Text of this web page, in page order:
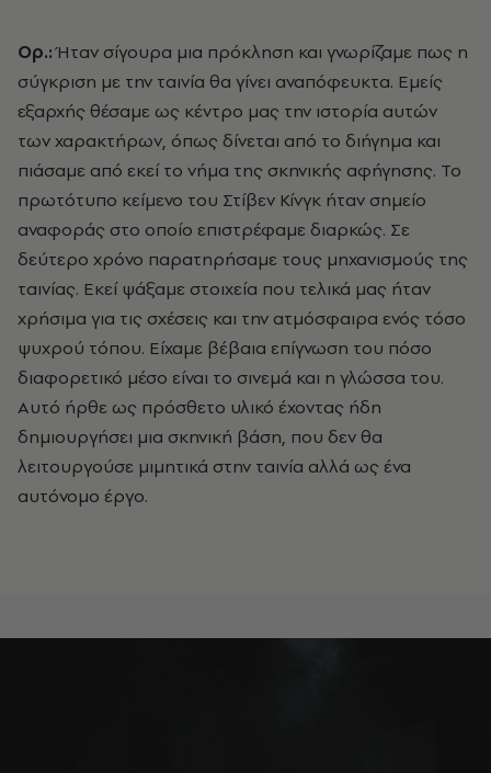
Ορ.:Ήταν σίγουρα μια πρόκληση και γνωρίζαμε πως η
σύγκριση με την ταινία θα γίνει αναπόφευκτα. Εμείς
εξαρχής θέσαμε ως κέντρο μας την ιστορία αυτών
των χαρακτήρων, όπως δίνεται από το διήγημα και
πιάσαμε από εκεί το νήμα της σκηνικής αφήγησης. Το
πρωτότυπο κείμενο του Στίβεν Κίνγκ ήταν σημείο
αναφοράς στο οποίο επιστρέφαμε διαρκώς. Σε
δεύτερο χρόνο παρατηρήσαμε τους μηχανισμούς της
ταινίας. Εκεί ψάξαμε στοιχεία που τελικά μας ήταν
χρήσιμα για τις σχέσεις και την ατμόσφαιρα ενός τόσο
ψυχρού τόπου. Είχαμε βέβαια επίγνωση του πόσο
διαφορετικό μέσο είναι το σινεμά και η γλώσσα του.
Αυτό ήρθε ως πρόσθετο υλικό έχοντας ήδη
δημιουργήσει μια σκηνική βάση, που δεν θα
λειτουργούσε μιμητικά στην ταινία αλλά ως ένα
αυτόνομο έργο.